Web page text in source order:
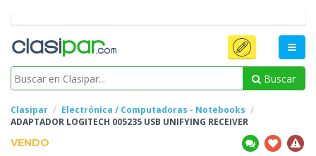
Buscar
Clasipar
Electrónica / Computadoras - Notebooks
ADAPTADOR LOGITECH 005235 USB UNIFYING RECEIVER
VENDO